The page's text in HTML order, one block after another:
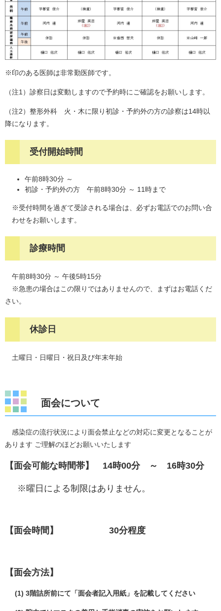
​※印のある医師は非常勤医師です。
（注1）診察日は変動しますので予約時にご確認をお願いします。
（注2）整形外科 火・木に限り初診・予約外の方の診察は14時以
降になります。
受付開始時間
午前8時30分 ～
初診・予約外の方 午前8時30分 ～ 11時まで
※受付時間を過ぎて受診される場合は、必ずお電話でのお問い合
わせをお願いします。
診療時間
午前8時30分 ～ 午後5時15分
※急患の場合はこの限りではありませんので、まずはお電話くだ
さい。
休診日
土曜日・日曜日・祝日及び年末年始
面会について
感染症の流行状況により面会禁止などの対応に変更となることが
あります ご理解のほどお願いいたします ​
【面会可能な時間帯】 14時00分 ～ 16時30分
※曜日による制限はありません。​
【面会時間】 30分程度
【面会方法】
(1) 3階詰所前にて「面会者記入用紙」を記載してください